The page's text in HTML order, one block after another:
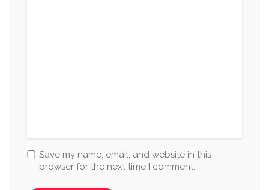
Save my name, email, and website in this
browser for the next time I comment.